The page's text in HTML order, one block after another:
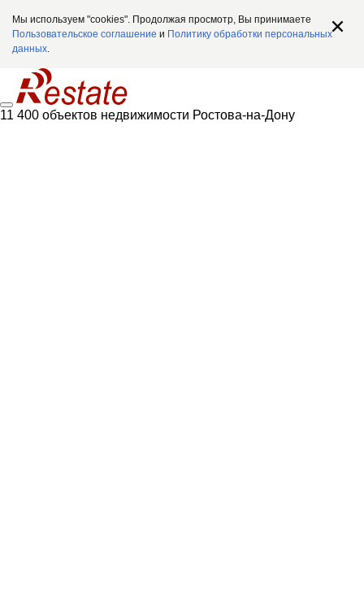
Мы используем "cookies". Продолжая просмотр, Вы принимаете
Пользовательское соглашение и Политику обработки персональных
данных.
11 400 объектов недвижимости Ростова-на-Дону